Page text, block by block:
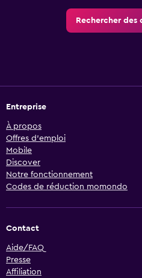
Rechercher
Entreprise
À propos
Offres d’emploi
Mobile
Discover
Notre fonctionnement
Codes de réduction momondo
Contact
Aide/FAQ
Presse
Affiliation